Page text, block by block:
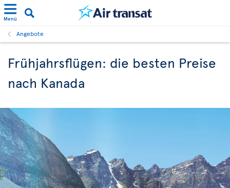
Menü
Angebote
Frühjahrsflügen: die besten Preise
nach Kanada